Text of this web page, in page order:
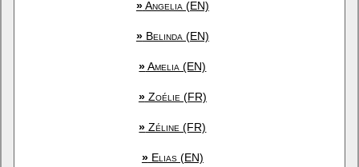
»Angelia (EN)
»Belinda (EN)
»Amelia (EN)
»Zoélie (FR)
» Zéline (FR)
»Elias (EN)